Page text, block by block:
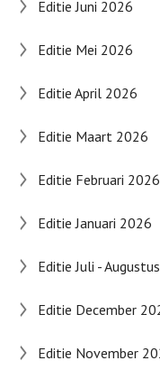
Editie Juni 2026
Editie Mei 2026
Editie April 2026
Editie Maart 2026
Editie Februari 2026
Editie Januari 2026
Editie Juli -
Editie December
Editie November